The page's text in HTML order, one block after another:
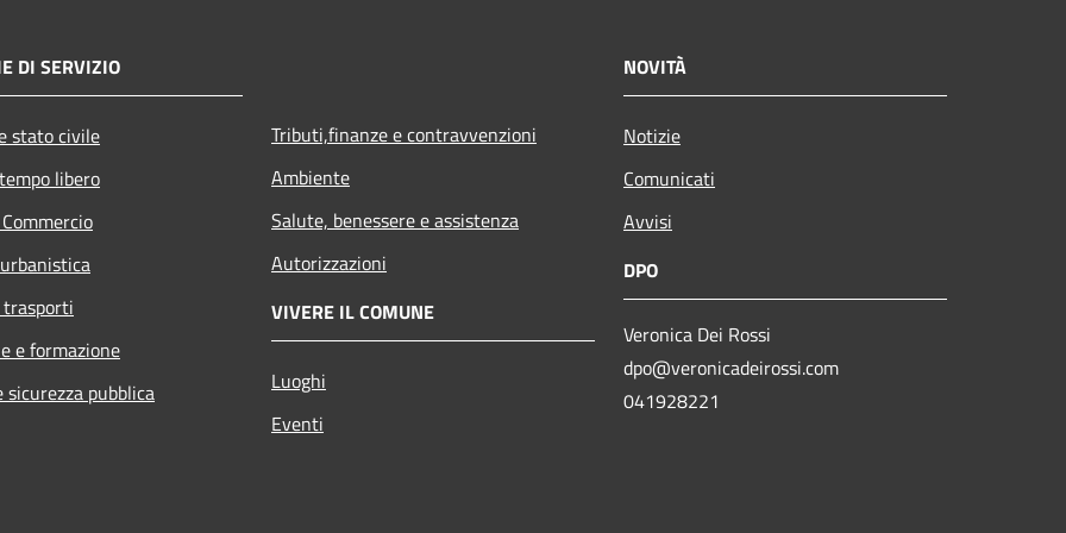
DI SERVIZIO
stato civile
libero
e formazione
sicurezza pubblica
Tributi,finanze e contravvenzioni
Ambiente
Salute, benessere e assistenza
Autorizzazioni
VIVERE IL COMUNE
Luoghi
Eventi
NOVITÀ
Notizie
Comunicati
Avvisi
DPO
Veronica Dei Rossi
dpo@veronicadeirossi.com
041928221